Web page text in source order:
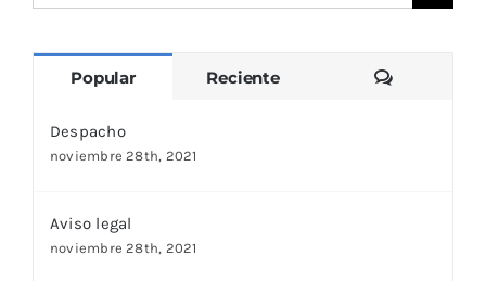
for:
Popular Reciente
Despacho
noviembre 28th, 2021
Aviso legal
noviembre 28th, 2021